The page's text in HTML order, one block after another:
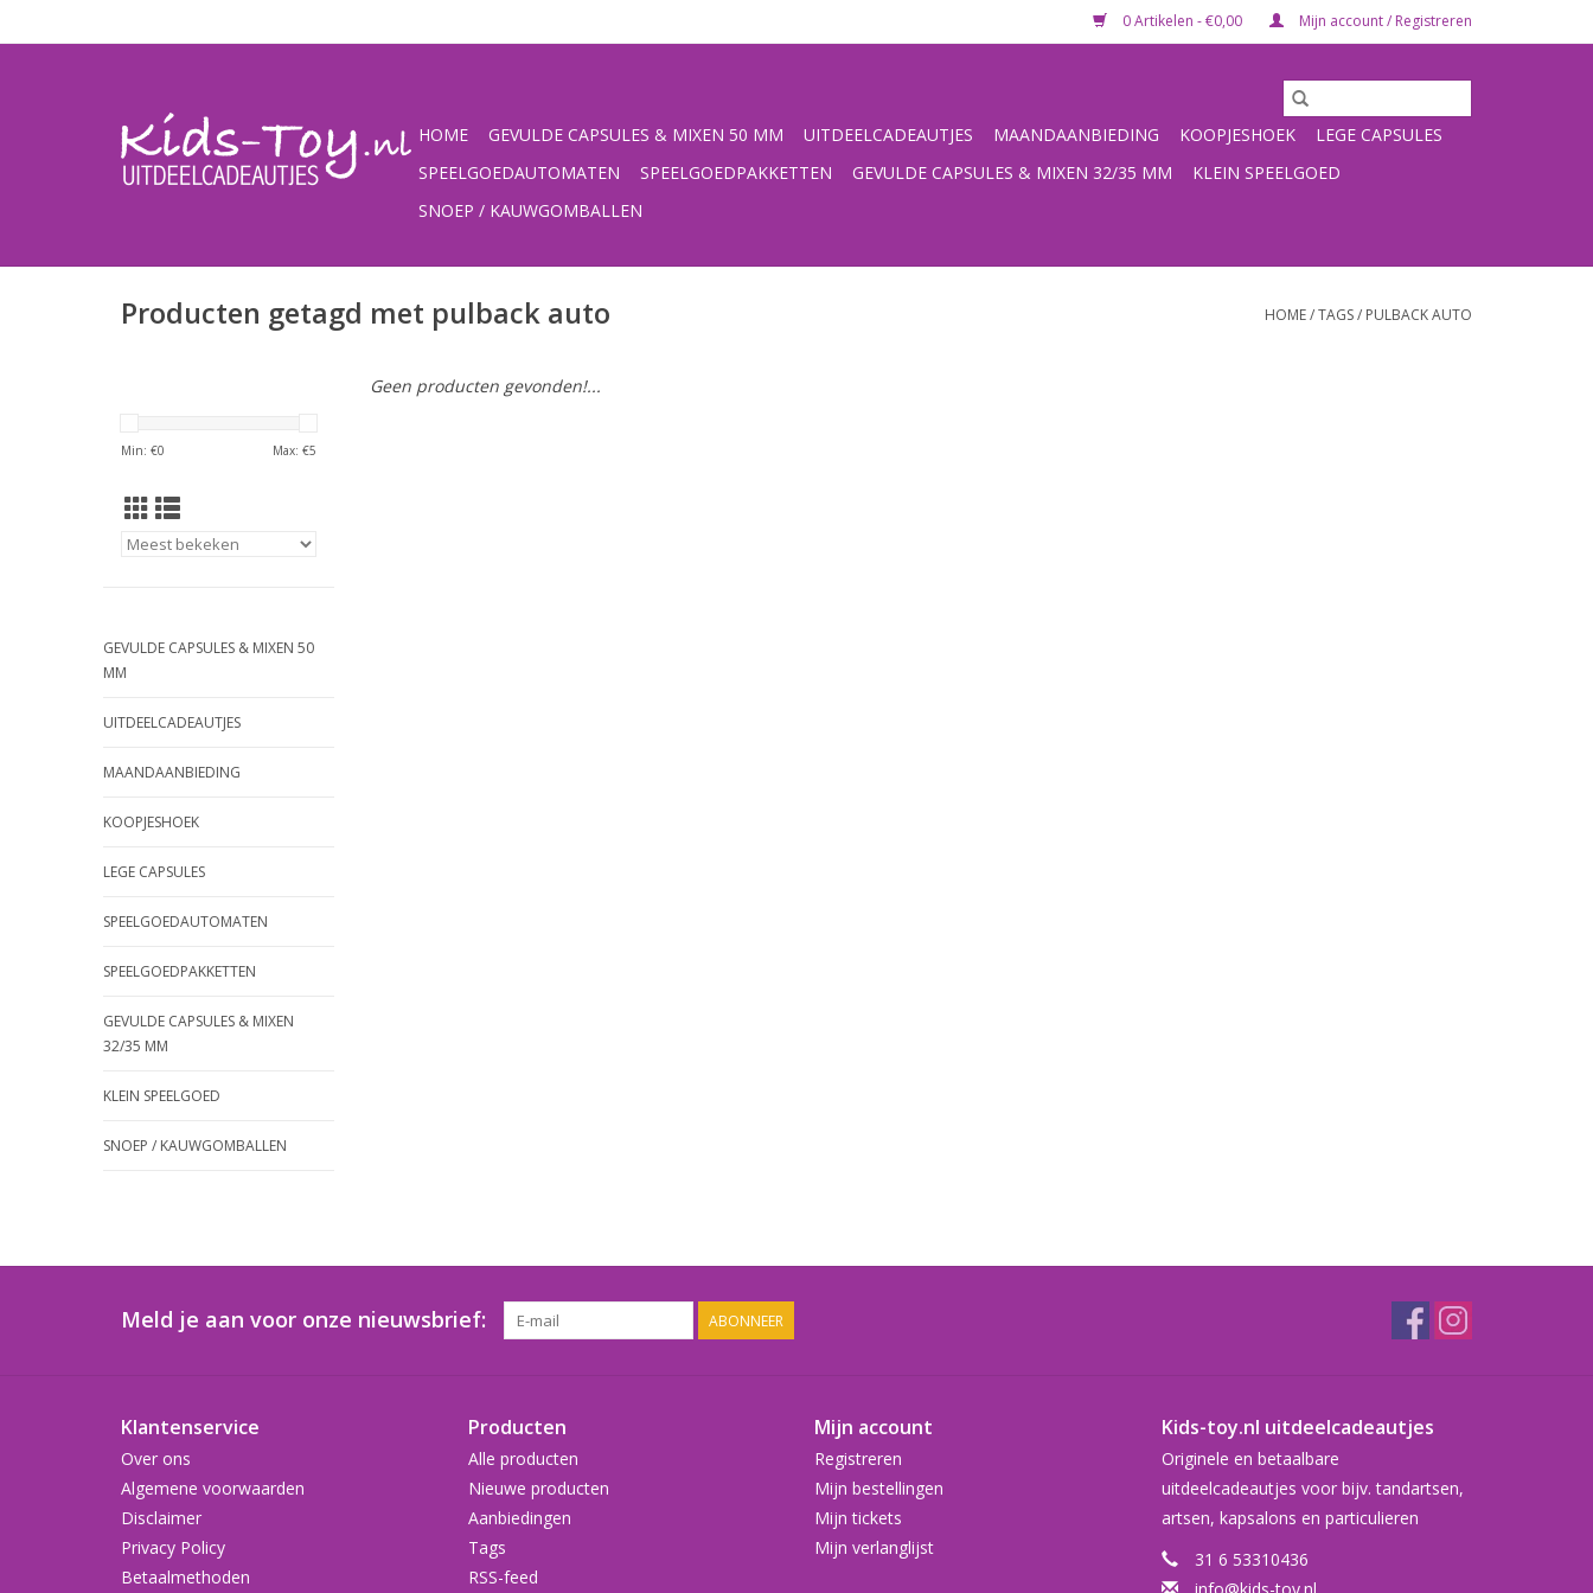
0 Artikelen - €0,00 Mijn account / Registreren
HOME GEVULDE CAPSULES & MIXEN 50 MM UITDEELCADEAUTJES MAANDAANBIEDING KOOPJESHOEK
LEGE CAPSULES
SPEELGOEDAUTOMATEN
SPEELGOEDPAKKETTEN GEVULDE CAPSULES & MIXEN 32/35 MM
KLEIN SPEELGOED
SNOEP / KAUWGOMBALLEN
Producten getagd met pulback auto HOME/TAGS/ PULBACK AUTO
Min: €0 Max: €5
GEVULDE CAPSULES & MIXEN 50
MM
UITDEELCADEAUTJES
MAANDAANBIEDING
KOOPJESHOEK
LEGE CAPSULES
SPEELGOEDAUTOMATEN
SPEELGOEDPAKKETTEN
GEVULDE CAPSULES & MIXEN
32/35 MM
KLEIN SPEELGOED
SNOEP / KAUWGOMBALLEN
Geen producten gevonden!...
Meld je aan voor onze nieuwsbrief: ABONNEER
Klantenservice
Over ons
Algemene voorwaarden
Disclaimer
Privacy Policy
Betaalmethoden
Producten
Alle producten
Nieuwe producten
Aanbiedingen
Tags
RSS-feed
Mijn account
Registreren
Mijn bestellingen
Mijn tickets
Mijn verlanglijst
Kids-toy.nl uitdeelcadeautjes
Originele en betaalbare
uitdeelcadeautjes voor bijv. tandartsen,
artsen, kapsalons en particulieren
31 6 53310436